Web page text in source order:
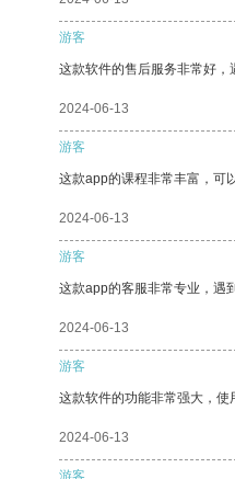
游客
这款软件的售后服务非常好，
2024-06-13
游客
这款app的课程非常丰富，可
2024-06-13
游客
这款app的客服非常专业，遇
2024-06-13
游客
这款软件的功能非常强大，使
2024-06-13
游客